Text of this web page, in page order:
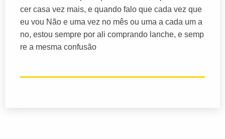
cer casa vez mais, e quando falo que cada vez que
eu vou Não e uma vez no mês ou uma a cada um a
no, estou sempre por ali comprando lanche, e semp
re a mesma confusão